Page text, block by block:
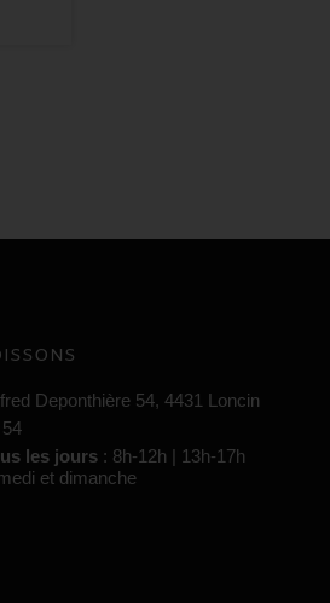
Deponthière 54, 4431 Loncin
les jours: 8h-12h | 13h-17h
et dimanche